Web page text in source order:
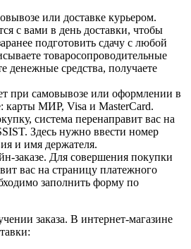
или доставке курьером.
с вами в день доставки, чтобы
подготовить сдачу с любой
товаросопроводительные
денежные средства, получаете
при самовывозе или оформлении в
карты МИР, Visa и MasterCard.
система перенаправит вас на
Здесь нужно ввести номер
и имя держателя.
заказе. Для совершения покупки
вас на страницу платежного
заполнить форму по
заказа. В интернет-магазине